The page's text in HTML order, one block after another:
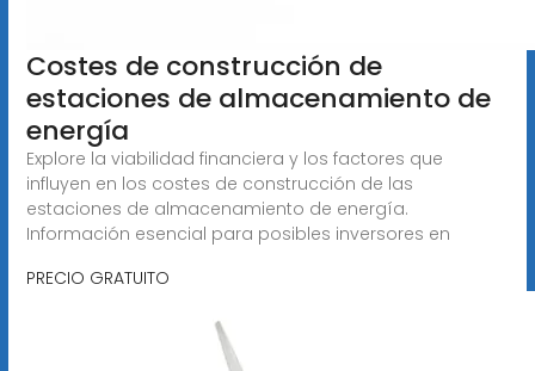
Costes de construcción de
estaciones de almacenamiento de
energía
Explore la viabilidad financiera y los factores que
influyen en los costes de construcción de las
estaciones de almacenamiento de energía.
Información esencial para posibles inversores en
PRECIO GRATUITO